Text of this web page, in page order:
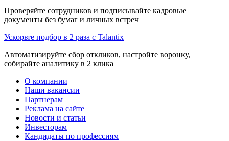
Проверяйте сотрудников и подписывайте кадровые
документы без бумаг и личных встреч
Ускорьте подбор в 2 раза с Talantix
Автоматизируйте сбор откликов, настройте воронку,
собирайте аналитику в 2 клика
О компании
Наши вакансии
Партнерам
Реклама на сайте
Новости и статьи
Инвесторам
Кандидаты по профессиям